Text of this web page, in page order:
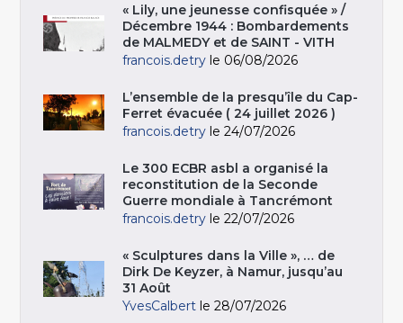
« Lily, une jeunesse confisquée » /
Décembre 1944 : Bombardements
de MALMEDY et de SAINT - VITH
francois.detry le 06/08/2026
L’ensemble de la presqu’île du Cap-
Ferret évacuée ( 24 juillet 2026 )
francois.detry le 24/07/2026
Le 300 ECBR asbl a organisé la
reconstitution de la Seconde
Guerre mondiale à Tancrémont
francois.detry le 22/07/2026
« Sculptures dans la Ville », … de
Dirk De Keyzer, à Namur, jusqu’au
31 Août
YvesCalbert le 28/07/2026